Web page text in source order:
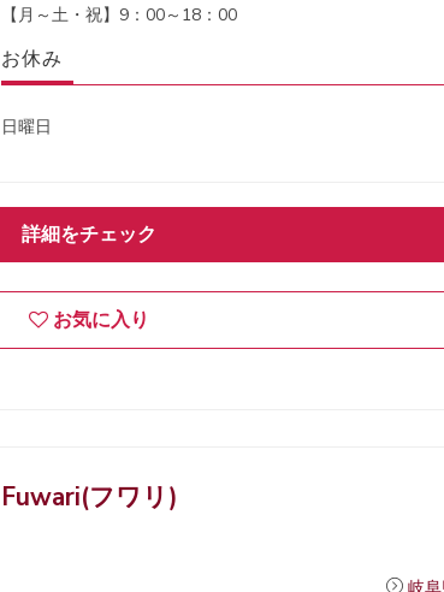
【月～土・祝】9：00～18：00
お休み
日曜日
詳細をチェック
お気に入り
Fuwari(フワリ)